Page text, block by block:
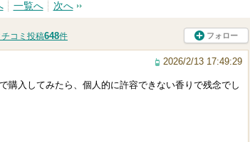
一覧へ 次へ
チコミ投稿648件 フォロー
2026/2/13 17:49:29
購入してみたら、個人的に許容できない香りで残念でし